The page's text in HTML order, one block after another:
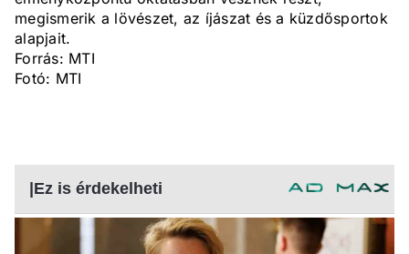
megismerik a lövészet, az íjászat és a küzdősportok
alapjait.
Forrás: MTI
Fotó: MTI